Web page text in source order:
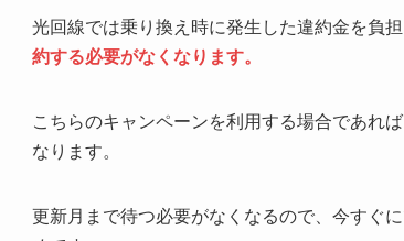
光回線では乗り換え時に発生した違約金を負
約する必要がなくなります。
こちらのキャンペーンを利用する場合であれ
なります。
更新月まで待つ必要がなくなるので、今すぐ